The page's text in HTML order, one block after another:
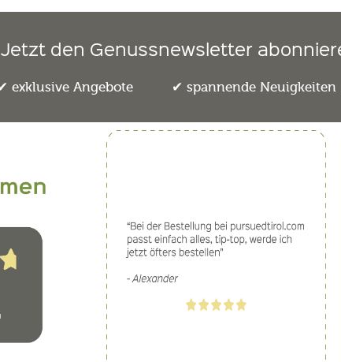
Jetzt den Genussnewsletter
exklusive Angebote spannende Neuigkeiten